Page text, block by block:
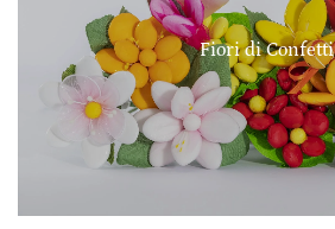
Fiori di Confetti